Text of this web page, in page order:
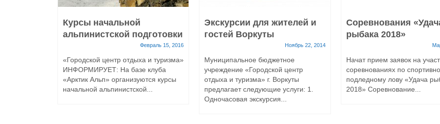
Курсы начальной
альпинистской подготовки
Февраль 15, 2016
«Городской центр отдыха и туризма»
ИНФОРМИРУЕТ: На базе клуба
«Арктик Альп» организуются курсы
начальной альпинистской...
Экскурсии для жителей и
гостей Воркуты
Ноябрь 22, 2014
Муниципальное бюджетное
учреждение «Городской центр
отдыха и туризма» г. Воркуты
предлагает следующие услуги: 1.
Одночасовая экскурсия...
Соревнования
рыбака 2018»
Начат прием заявок на
соревнованиях по
подледному лову «Удача
2018» Соревнование...